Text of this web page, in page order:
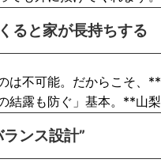
ると家が長持ちする
は不可能。だからこそ
結露も防ぐ」基本。**山
ンス設計”